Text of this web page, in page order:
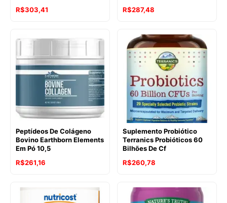
R$303,41
R$287,48
Peptídeos De Colágeno
Bovino Earthborn Elements
Em Pó 10,5
R$261,16
Suplemento Probiótico
Terranics Probióticos 60
Bilhões De Cf
R$260,78